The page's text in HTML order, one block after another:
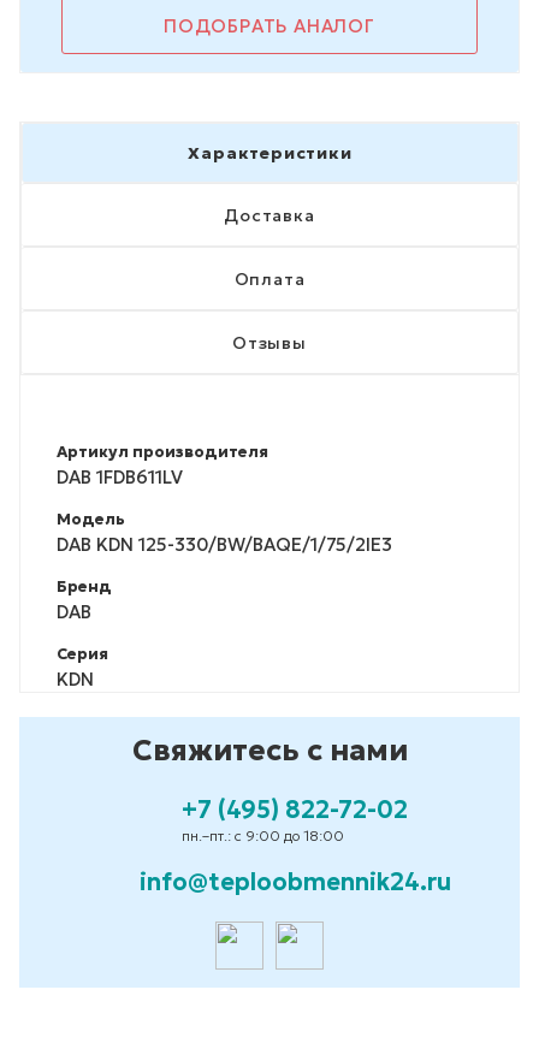
ПОДОБРАТЬ АНАЛОГ
Характеристики
Доставка
Оплата
Отзывы
Артикул производителя
DAB 1FDB611LV
Модель
DAB KDN 125-330/BW/BAQE/1/75/2IE3
Бренд
DAB
Серия
KDN
Свяжитесь с нами
+7 (495) 822-72-02
пн.–пт.: с 9:00 до 18:00
info@teploobmennik24.ru